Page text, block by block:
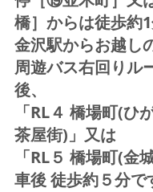
橋］からは徒歩約
金沢駅からお越し
周遊バス右回りル
後、
「RL４ 橋場町(ひ
茶屋街)」又は
「RL５ 橋場町(金
車後 徒歩約５分で